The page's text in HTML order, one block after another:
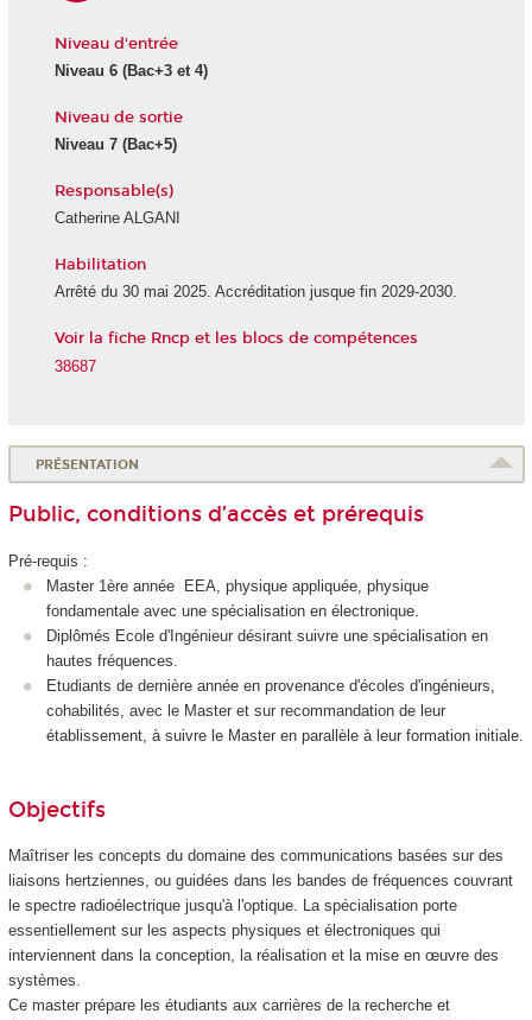
Niveau d'entrée
Niveau 6(Bac+3 et 4)
Niveau de sortie
Niveau 7(Bac+5)
Responsable(s)
Catherine ALGANI
Habilitation
Arrêté du 30 mai 2025. Accréditation jusque fin 2029-2030.
Voir la fiche Rncp et les blocs de compétences
38687
PRÉSENTATION
Public, conditions d’accès et prérequis
Pré-requis :
Master 1ère année EEA, physique appliquée, physique
fondamentale avec une spécialisation en électronique.
Diplômés Ecole d'Ingénieur désirant suivre une spécialisation en
hautes fréquences.
Etudiants de dernière année en provenance d'écoles d'ingénieurs,
cohabilités, avec le Master et sur recommandation de leur
établissement, à suivre le Master en parallèle à leur formation initiale.
Objectifs
Maîtriser les concepts du domaine des communications basées sur des
liaisons hertziennes, ou guidées dans les bandes de fréquences couvrant
le spectre radioélectrique jusqu'à l'optique. La spécialisation porte
essentiellement sur les aspects physiques et électroniques qui
interviennent dans la conception, la réalisation et la mise en œuvre des
systèmes.
Ce master prépare les étudiants aux carrières de la recherche et